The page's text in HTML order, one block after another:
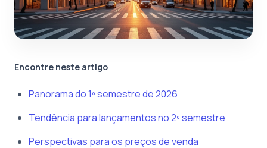
Encontre neste artigo
Panorama do 1º semestre de 2026
Tendência para lançamentos no 2º semestre
Perspectivas para os preços de venda